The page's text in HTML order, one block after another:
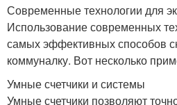
Современные технологии для
Использование современных
самых эффективных способов
коммуналку. Вот несколько
Умные счетчики и системы
Умные счетчики позволяют